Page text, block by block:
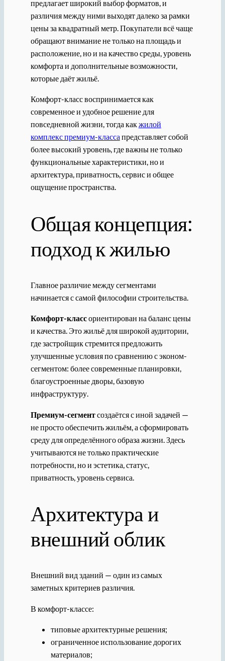
предлагает широкий выбор форматов, и
различия между ними выходят далеко за рамки
цены за квадратный метр. Покупатели всё чаще
обращают внимание не только на площадь и
расположение, но и на качество среды, уровень
комфорта и дополнительные возможности,
которые даёт жильё.
Комфорт-класс воспринимается как
современное и удобное решение для
повседневной жизни, тогда какжилой
комплекс премиум-класса представляет собой
более высокий уровень, где важны не только
функциональные характеристики, но и
архитектура, приватность, сервис и общее
ощущение пространства.
Общая концепция:
подход к жилью
Главное различие между сегментами
начинается с самой философии строительства.
Комфорт-классориентирован на баланс цены
и качества. Это жильё для широкой аудитории,
где застройщик стремится предложить
улучшенные условия по сравнению с эконом-
сегментом: более современные планировки,
благоустроенные дворы, базовую
инфраструктуру.
Премиум-сегментсоздаётся с иной задачей —
не просто обеспечить жильём, а сформировать
среду для определённого образа жизни. Здесь
учитываются не только практические
потребности, но и эстетика, статус,
приватность, уровень сервиса.
Архитектура и
внешний облик
Внешний вид зданий — один из самых
заметных критериев различия.
В комфорт-классе:
типовые архитектурные решения;
ограниченное использование дорогих
материалов;